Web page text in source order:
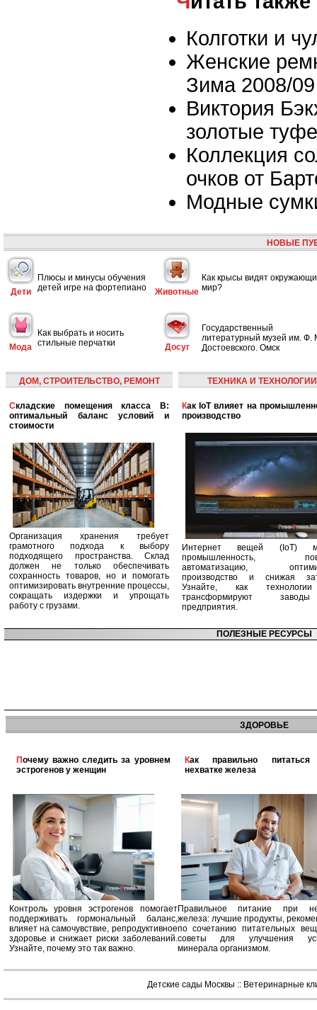
Колготки и
Женские
Зима 2008/09
Виктория
золотые
Коллекция
очков от
Модные
НОВЫЕ
Дети
Плюсы и минусы обучения
детей игре на фортепиано
Животные
Как крысы видят
мир?
Мода
Как выбрать и носить
стильные перчатки
Досуг
Государственный
литературный музей им. Ф.
Достоевского. Омск
ДОМ, СТРОИТЕЛЬСТВО, РЕМОНТ
Складские помещения класса B:
оптимальный баланс условий и
стоимости
Организация хранения требует
грамотного подхода к выбору
подходящего пространства. Склад
должен не только обеспечивать
сохранность товаров, но и помогать
оптимизировать внутренние процессы,
сокращать издержки и упрощать
работу с грузами.
ТЕХНИКА И ТЕХНОЛОГИИ
Как IoT влияет на промышленность и
производство
Интернет вещей (IoT)
промышленность,
автоматизацию,
производство и снижая
Узнайте, как
трансформируют
предприятия.
ПОЛЕЗНЫЕ РЕСУРСЫ
ЗДОРОВЬЕ
Почему важно следить за уровнем
эстрогенов у женщин
Контроль уровня эстрогенов помогает
поддерживать гормональный баланс,
влияет на самочувствие, репродуктивное
здоровье и снижает риски заболеваний.
Узнайте, почему это так важно.
Как правильно питаться при
нехватке железа
Правильное питание при
железа: лучшие продукты,
по сочетанию питательных
советы для улучшения
минерала организмом.
Детские сады Москвы :: Ветеринарные